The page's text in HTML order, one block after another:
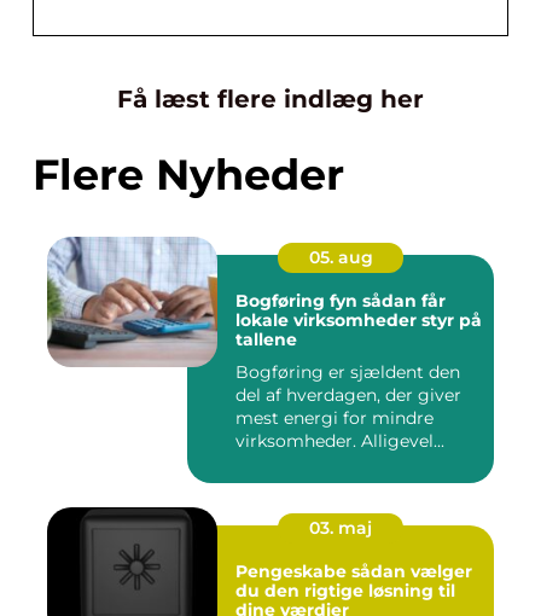
Få læst flere indlæg her
Flere Nyheder
05. aug
Bogføring fyn sådan får
lokale virksomheder styr på
tallene
Bogføring er sjældent den
del af hverdagen, der giver
mest energi for mindre
virksomheder. Alligevel...
03. maj
Pengeskabe sådan vælger
du den rigtige løsning til
dine værdier